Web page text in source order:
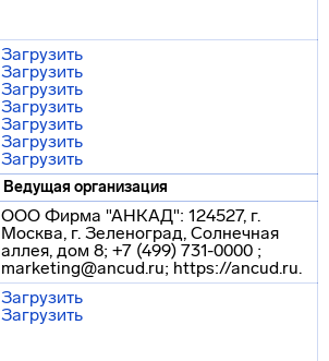
Загрузить
Загрузить
Загрузить
Загрузить
Загрузить
Загрузить
Загрузить
Ведущая организация
ООО Фирма "АНКАД": 124527, г.
Москва, г. Зеленоград, Солнечная
аллея, дом 8; +7 (499) 731-0000 ;
marketing@ancud.ru; https://ancud.ru.
Загрузить
Загрузить